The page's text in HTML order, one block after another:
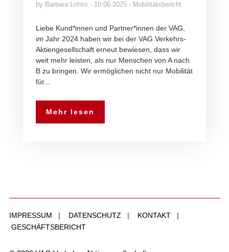
by Barbara Lohss 10.06.2025 Mobilitätsbericht
Liebe Kund*innen und Partner*innen der VAG,
im Jahr 2024 haben wir bei der VAG Verkehrs-
Aktiengesellschaft erneut bewiesen, dass wir
weit mehr leisten, als nur Menschen von A nach
B zu bringen. Wir ermöglichen nicht nur Mobilität
für...
Mehr lesen
IMPRESSUM | DATENSCHUTZ | KONTAKT|
GESCHÄFTSBERICHT